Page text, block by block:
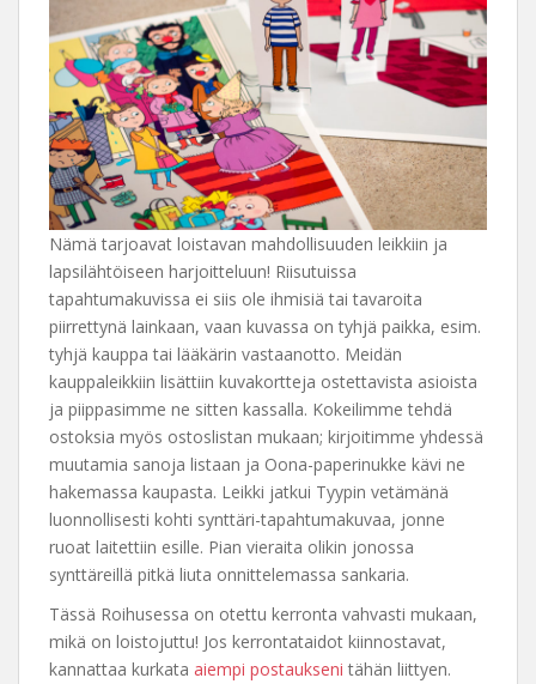
Nämä tarjoavat loistavan mahdollisuuden leikkiin ja
lapsilähtöiseen harjoitteluun! Riisutuissa
tapahtumakuvissa ei siis ole ihmisiä tai tavaroita
piirrettynä lainkaan, vaan kuvassa on tyhjä paikka, esim.
tyhjä kauppa tai lääkärin vastaanotto. Meidän
kauppaleikkiin lisättiin kuvakortteja ostettavista asioista
ja piippasimme ne sitten kassalla. Kokeilimme tehdä
ostoksia myös ostoslistan mukaan; kirjoitimme yhdessä
muutamia sanoja listaan ja Oona-paperinukke kävi ne
hakemassa kaupasta. Leikki jatkui Tyypin vetämänä
luonnollisesti kohti synttäri-tapahtumakuvaa, jonne
ruoat laitettiin esille. Pian vieraita olikin jonossa
synttäreillä pitkä liuta onnittelemassa sankaria.
Tässä Roihusessa on otettu kerronta vahvasti mukaan,
mikä on loistojuttu! Jos kerrontataidot kiinnostavat,
kannattaa kurkata aiempi postaukseni tähän liittyen.